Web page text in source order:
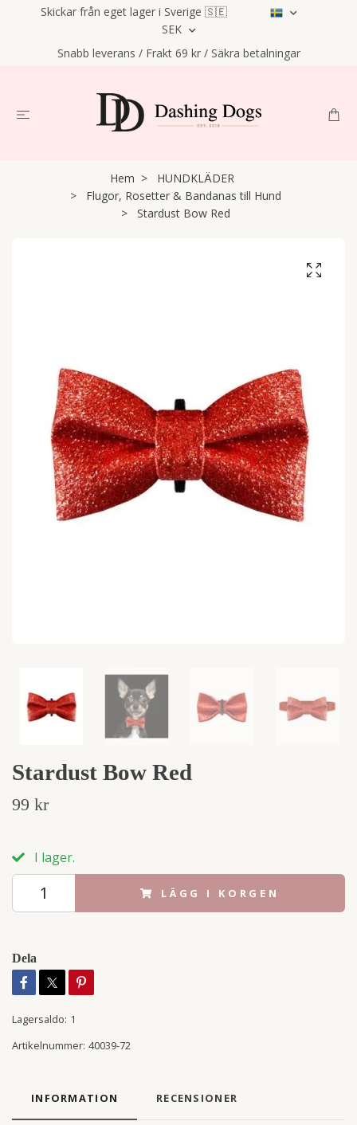
Skickar från eget lager i Sverige 🇸🇪
SEK
Snabb leverans / Frakt 69 kr / Säkra betalningar
Hem
HUNDKLÄDER
Flugor, Rosetter & Bandanas till Hund
Stardust Bow Red
Stardust Bow Red
99 kr
I lager.
LÄGG I KORGEN
Dela
Lagersaldo: 1
Artikelnummer: 40039-72
INFORMATION RECENSIONER